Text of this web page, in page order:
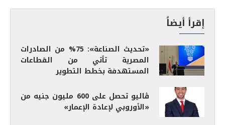
إقرأ أيضاً
«تحديث الصناعة»: 75% من الصادرات
المصرية تأتي من القطاعات
المستهدفة بخطط التطوير
ڤاليو تحصل على 600 مليون جنيه من
«الأوروبي لإعادة الإعمار»